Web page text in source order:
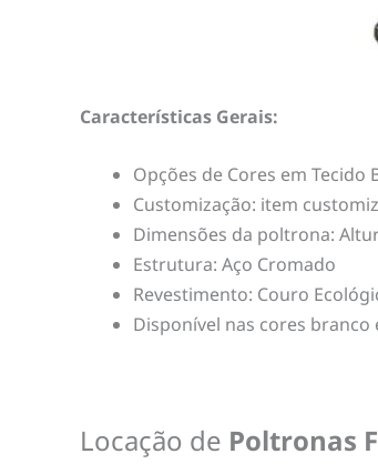
Características Gerais:
Opções de Cores em Tecido
Customização: item
Dimensões da poltrona:
Estrutura: Aço Cromado
Revestimento: Couro
Disponível nas cores branco
Locação de Poltronas